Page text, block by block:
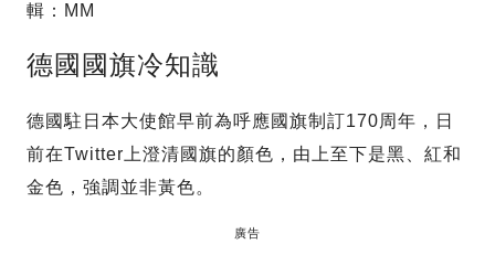
輯：MM
德國國旗冷知識
德國駐日本大使館早前為呼應國旗制訂170周年，日
前在Twitter上澄清國旗的顏色，由上至下是黑、紅和
金色，強調並非黃色。
廣告